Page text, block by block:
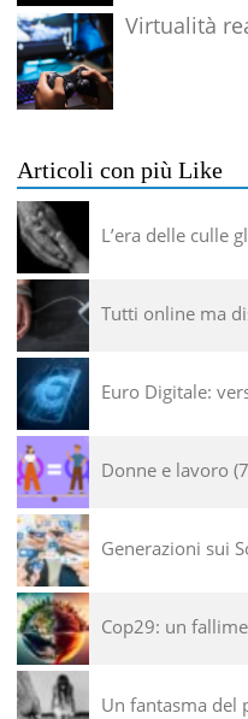
Virtualità
Articoli con più Like
L’era delle culle
Tutti online ma
Euro Digitale:
Donne e lavoro
Generazioni sui
Cop29: un
Un fantasma del